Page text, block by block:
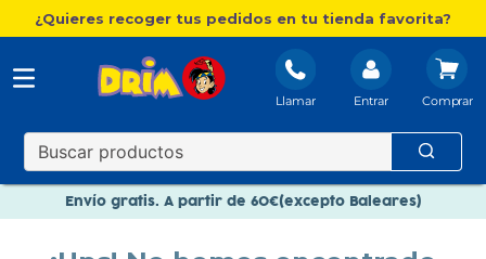
¿Quieres recoger tus pedidos en tu tienda favorita?
Llamar Entrar
Envío gratis. A partir de 60€(excepto Baleares)